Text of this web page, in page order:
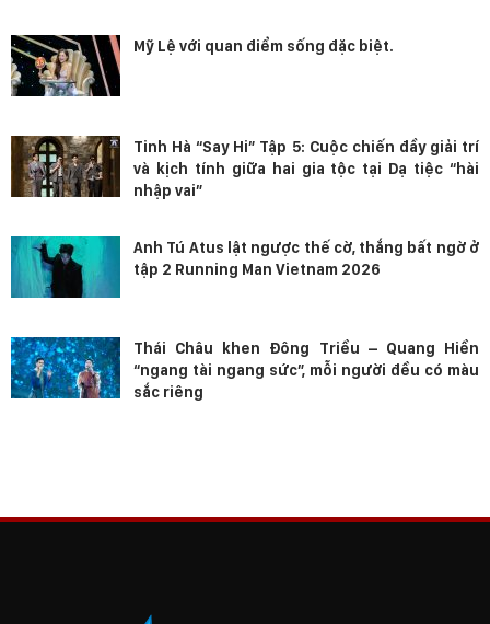
Mỹ Lệ với quan điểm sống đặc biệt.
Tinh Hà “Say Hi” Tập 5: Cuộc chiến đầy giải trí
và kịch tính giữa hai gia tộc tại Dạ tiệc “hài
nhập vai”
Anh Tú Atus lật ngược thế cờ, thắng bất ngờ ở
tập 2 Running Man Vietnam 2026
Thái Châu khen Đông Triều – Quang Hiền
“ngang tài ngang sức”, mỗi người đều có màu
sắc riêng